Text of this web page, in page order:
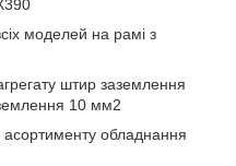
моделей на рамі з
штир заземлення
10 мм2
асортименту обладнання